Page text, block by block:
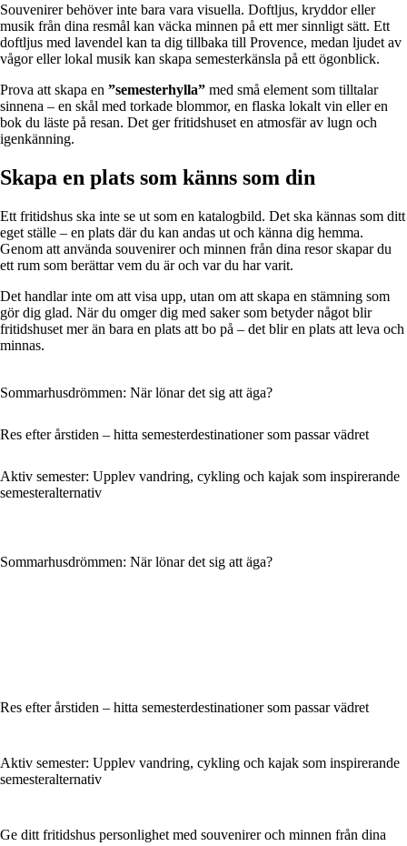
Souvenirer behöver inte bara vara visuella. Doftljus, kryddor eller
musik från dina resmål kan väcka minnen på ett mer sinnligt sätt. Ett
doftljus med lavendel kan ta dig tillbaka till Provence, medan ljudet av
vågor eller lokal musik kan skapa semesterkänsla på ett ögonblick.
Prova att skapa en ”semesterhylla” med små element som tilltalar
sinnena – en skål med torkade blommor, en flaska lokalt vin eller en
bok du läste på resan. Det ger fritidshuset en atmosfär av lugn och
igenkänning.
Skapa en plats som känns som din
Ett fritidshus ska inte se ut som en katalogbild. Det ska kännas som ditt
eget ställe – en plats där du kan andas ut och känna dig hemma.
Genom att använda souvenirer och minnen från dina resor skapar du
ett rum som berättar vem du är och var du har varit.
Det handlar inte om att visa upp, utan om att skapa en stämning som
gör dig glad. När du omger dig med saker som betyder något blir
fritidshuset mer än bara en plats att bo på – det blir en plats att leva och
minnas.
Sommarhusdrömmen: När lönar det sig att äga?
Res efter årstiden – hitta semesterdestinationer som passar vädret
Aktiv semester: Upplev vandring, cykling och kajak som inspirerande
semesteralternativ
Sommarhusdrömmen: När lönar det sig att äga?
Res efter årstiden – hitta semesterdestinationer som passar vädret
Aktiv semester: Upplev vandring, cykling och kajak som inspirerande
semesteralternativ
Ge ditt fritidshus personlighet med souvenirer och minnen från dina